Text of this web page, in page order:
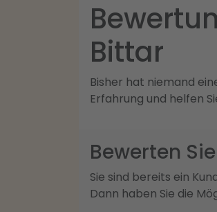
Bittar
Bisher hat niemand
Erfahrung und helfen
Bewerten
Sie sind bereits ein
Dann haben Sie die